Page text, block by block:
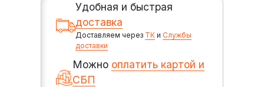
Удобная и быстрая
доставка
Доставляем через ТК иСлужбы
доставки
Можно оплатить картой и
СБП